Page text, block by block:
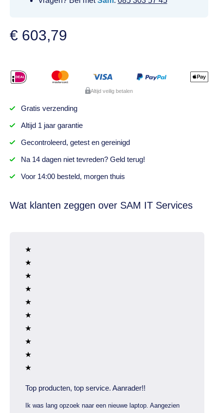
€ 603,79
Altijd veilig betalen
Gratis verzending
Altijd 1 jaargarantie
Gecontroleerd, getesten gereinigd
Na 14 dagenniet tevreden? Geld terug!
Voor 14:00 besteld, morgen thuis
Wat klanten zeggen over SAM IT Services
Top producten, top service. Aanrader!!
Ik was lang opzoek naar een nieuwe laptop. Aangezien